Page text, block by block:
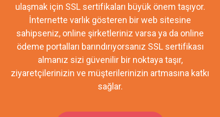
ulaşmak için SSL sertifikaları büyük önem taşıyor.
İnternette varlık gösteren bir web sitesine
sahipseniz, online şirketleriniz varsa ya da online
ödeme portalları barındırıyorsanız SSL sertifikası
almanız sizi güvenilir bir noktaya taşır,
ziyaretçilerinizin ve müşterilerinizin artmasına katkı
sağlar.